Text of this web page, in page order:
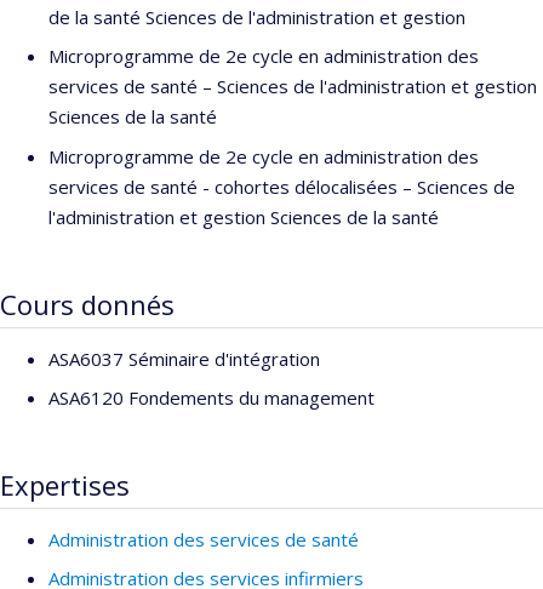
de la santé Sciences de l'administration et gestion
Microprogramme de 2e cycle en administration des
services de santé – Sciences de l'administration et gestion
Sciences de la santé
Microprogramme de 2e cycle en administration des
services de santé - cohortes délocalisées – Sciences de
l'administration et gestion Sciences de la santé
Cours donnés
ASA6037 Séminaire d'intégration
ASA6120 Fondements du management
Expertises
Administration des services de santé
Administration des services infirmiers